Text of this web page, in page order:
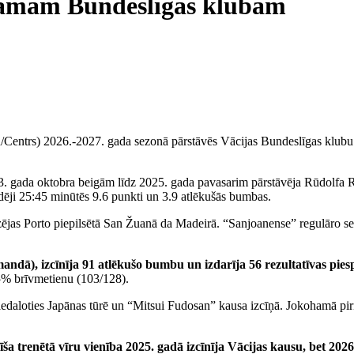
Bundeslīgas klubam
2026.-2027. gada sezonā pārstāvēs Vācijas Bundeslīgas
oktobra beigām līdz 2025. gada pavasarim pārstāvēja Rūdolfa
25:45 minūtēs 9.6 punkti un 3.9 atlēkušās bumbas.
Porto piepilsētā San Žuanā da Madeirā. “Sanjoanense” regulāro
izcīnīja 91 atlēkušo bumbu un izdarīja 56 rezultatīvas
brīvmetienu (103/128).
Japānas tūrē un “Mitsui Fudosan” kausa izcīņā. Jokohamā
trenētā vīru vienība 2025. gadā izcīnīja Vācijas kausu, bet